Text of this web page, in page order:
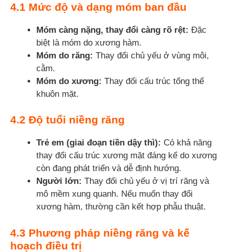
4.1 Mức độ và dạng móm ban đầu
Móm càng nặng, thay đổi càng rõ rệt: Đặc
biệt là móm do xương hàm.
Móm do răng: Thay đổi chủ yếu ở vùng môi,
cằm.
Móm do xương: Thay đổi cấu trúc tổng thể
khuôn mặt.
4.2 Độ tuổi niềng răng
Trẻ em (giai đoạn tiền dậy thì): Có khả năng
thay đổi cấu trúc xương mặt đáng kể do xương
còn đang phát triển và dễ định hướng.
Người lớn: Thay đổi chủ yếu ở vị trí răng và
mô mềm xung quanh. Nếu muốn thay đổi
xương hàm, thường cần kết hợp phẫu thuật.
4.3 Phương pháp niềng răng và kế
hoạch điều trị